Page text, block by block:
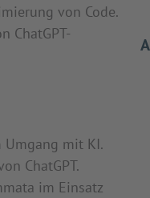
von Code.
ChatGPT-
Umgang mit KI.
ChatGPT.
im Einsatz